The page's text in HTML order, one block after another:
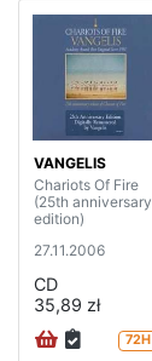
VANGELIS
Chariots Of Fire
(25th anniversary
edition)
27.11.2006
CD
35,89 zł
72H